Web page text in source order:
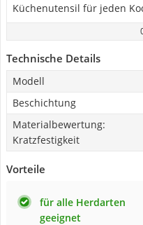
Küchenutensil für jeden
Technische Details
Modell
Beschichtung
Materialbewertung:
Kratzfestigkeit
Vorteile
für alle Herdarten
geeignet